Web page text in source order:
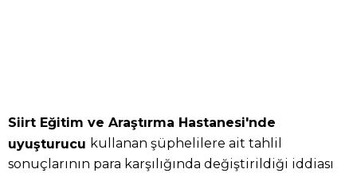
Siirt Eğitim ve Araştırma Hastanesi'nde
uyuşturucu kullanan şüphelilere ait tahlil
sonuçlarının para karşılığında değiştirildiği iddiası